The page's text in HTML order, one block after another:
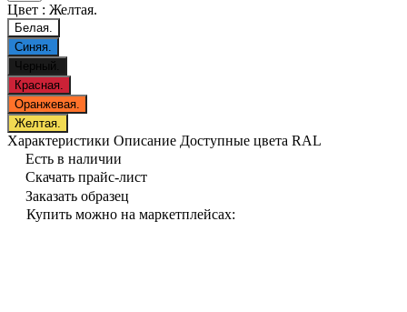
Цвет : Желтая.
Белая.
Синяя.
Черный.
Красная.
Оранжевая.
Желтая.
Характеристики Описание Доступные цвета RAL
Есть в наличии
Скачать прайс-лист
Заказать образец
Купить можно на маркетплейсах: